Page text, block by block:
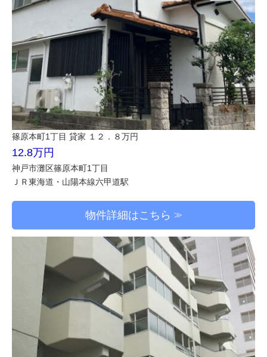
篠原本町1丁目 貸家 １２．８万円
12.8万円
神戸市灘区篠原本町1丁目
ＪＲ東海道・山陽本線六甲道駅
物件詳細はこちら